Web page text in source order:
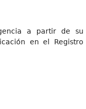
a partir de su
en el Registro